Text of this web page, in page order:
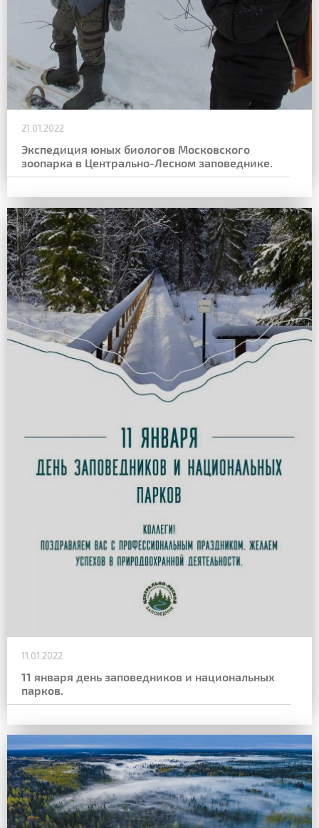
21.01.2022
Экспедиция юных биологов Московского
зоопарка в Центрально-Лесном заповеднике.
11.01.2022
11 января день заповедников и национальных
парков.